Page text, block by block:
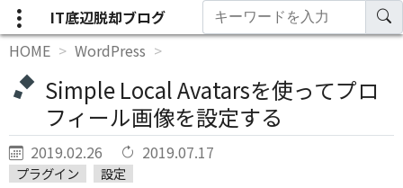
IT底辺脱却ブログ
HOME
WordPress
Simple Local Avatarsを使ってプロ
フィール画像を設定する
2019.02.26 2019.07.17
プラグイン 設定